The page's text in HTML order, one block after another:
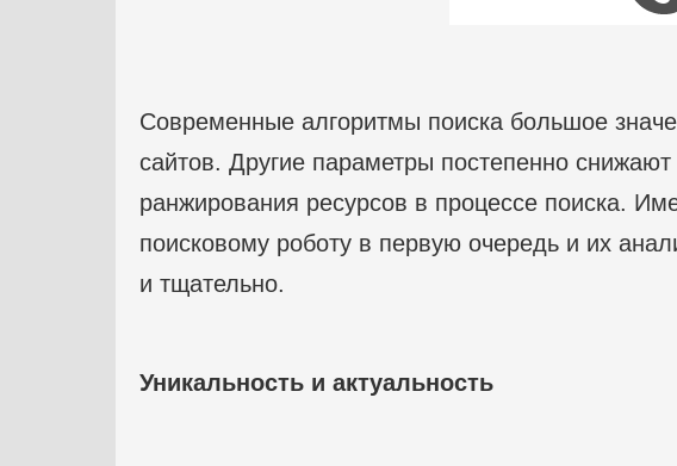
Современные алгоритмы поиска большое
сайтов. Другие параметры постепенно
ранжирования ресурсов в процессе поиска.
поисковому роботу в первую очередь и их
и тщательно.
Уникальность и актуальность